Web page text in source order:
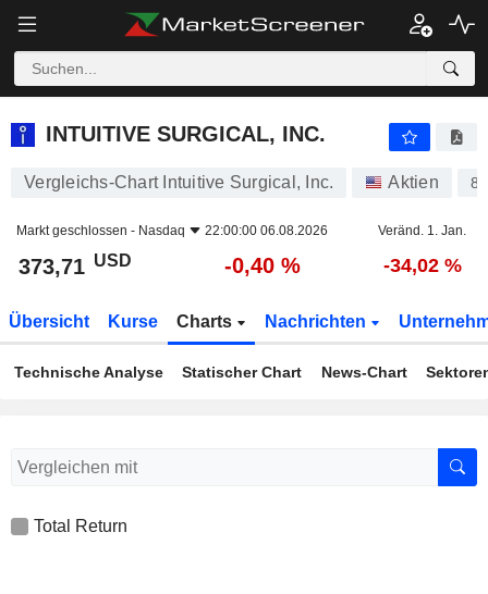
INTUITIVE SURGICAL, INC.
INTUITIVE SURGICAL, INC.
Vergleichs-Chart Intuitive Surgical, Inc. Aktien
Markt geschlossen - Nasdaq 22:00:00 06.08.2026 Veränd. 1. Jan.
373,71 USD -0,40 % -34,02 %
Übersicht Kurse Charts Nachrichten
Technische Analyse Statischer Chart News-Chart
Total Return